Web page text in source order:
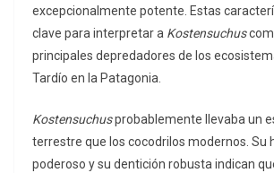
excepcionalmente potente. Estas
clave para interpretar a Kostensuchus
principales depredadores de los
Tardío en la Patagonia.
Kostensuchusprobablemente llevaba un
terrestre que los cocodrilos modernos. Su
poderoso y su dentición robusta indican